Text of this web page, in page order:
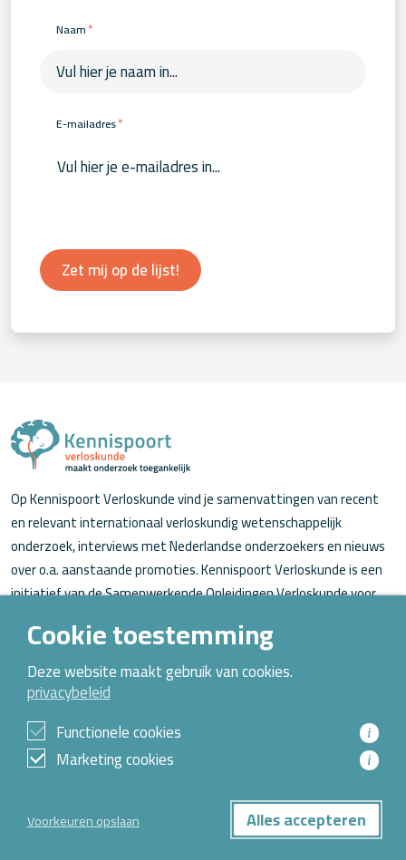
Naam*
E-mailadres*
Zet mij op de lijst!
Op Kennispoort Verloskunde vind je samenvattingen van recent
en relevant internationaal verloskundig wetenschappelijk
onderzoek, interviews met Nederlandse onderzoekers en nieuws
over o.a. aanstaande promoties. Kennispoort Verloskunde is een
initiatief van de Samenwerkende Opleidingen Verloskunde voor
Over Kennispoort Verloskunde
Contact
Archief
Privacybeleid
Cookie toestemming
Deze website maakt gebruik van cookies.
privacybeleid
Functionele cookies
i
Marketing cookies i
Voorkeuren opslaan Alles accepteren